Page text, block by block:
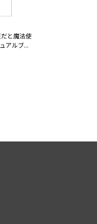
と魔法使
アルブッ